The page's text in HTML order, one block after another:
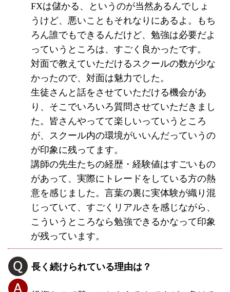
FXは儲かる、というのが当然あるんでしょ
うけど、悪いこともそれなりにあるよ。もち
ろん誰でもできるんだけど、勉強は必要だよ
っていうところは、すごく良かったです。
対面で教えていただけるスクールの数が少な
かったので、対面は魅力でした。
生徒さんと話をさせていただける機会があ
り、そこでいろいろ質問させていただきまし
た。皆さんやってて楽しいっていうところ
が、スクール内の環境がいいんだっていうの
が印象に残ってます。
講師の先生たちの経歴・経験値はすごいもの
があって、実際にトレードをしている方の熱
意を感じました。言葉の裏に実体験が織り混
じっていて、すごくリアルさを感じながら、
こういうところなら勉強できるかなって印象
が残っています。
長く続けられている理由は？